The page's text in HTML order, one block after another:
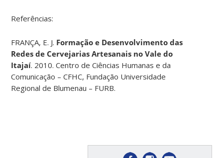
Referências:
FRANÇA, E. J. Formação e Desenvolvimento das
Redes de Cervejarias Artesanais no Vale do
Itajaí. 2010. Centro de Ciências Humanas e da
Comunicação – CFHC, Fundação Universidade
Regional de Blumenau – FURB.